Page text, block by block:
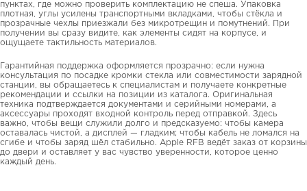
пунктах, где можно проверить комплектацию не спеша. Упаковка
плотная, углы усилены транспортными вкладками, чтобы стёкла и
прозрачные чехлы приезжали без микротрещин и помутнений. При
получении вы сразу видите, как элементы сидят на корпусе, и
ощущаете тактильность материалов.
Гарантийная поддержка оформляется прозрачно: если нужна
консультация по посадке кромки стекла или совместимости зарядной
станции, вы обращаетесь к специалистам и получаете конкретные
рекомендации и ссылки на позиции из каталога. Оригинальная
техника подтверждается документами и серийными номерами, а
аксессуары проходят входной контроль перед отправкой. Здесь
важно, чтобы вещи служили долго и предсказуемо: чтобы камера
оставалась чистой, а дисплей — гладким; чтобы кабель не ломался на
сгибе и чтобы заряд шёл стабильно. Apple RFB ведёт заказ от корзины
до двери и оставляет у вас чувство уверенности, которое ценно
каждый день.